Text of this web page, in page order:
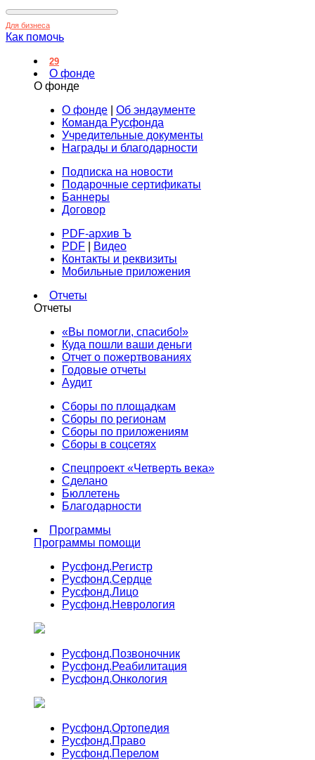
Для бизнеса
Как помочь
29
О фонде
О фонде
О фонде
Об эндаументе
Команда Русфонда
Учредительные документы
Награды и благодарности
Подписка на новости
Подарочные сертификаты
Баннеры
Договор
PDF-архив Ъ
PDF
Видео
Контакты и реквизиты
Мобильные приложения
Отчеты
Отчеты
«Вы помогли, спасибо!»
Куда пошли ваши деньги
Отчет о пожертвованиях
Годовые отчеты
Аудит
Сборы по площадкам
Сборы по регионам
Сборы по приложениям
Сборы в соцсетях
Спецпроект «Четверть века»
Сделано
Бюллетень
Благодарности
Программы
Программы помощи
Русфонд.Регистр
Русфонд.Сердце
Русфонд.Лицо
Русфонд.Неврология
Русфонд.Позвоночник
Русфонд.Реабилитация
Русфонд.Онкология
Русфонд.Ортопедия
Русфонд.Право
Русфонд.Перелом